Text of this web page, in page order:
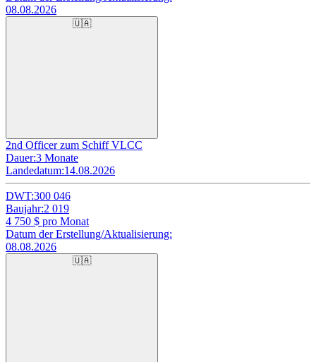
08.08.2026
🇺🇦
2nd Officer zum Schiff VLCC
Dauer:3 Monate
Landedatum:14.08.2026
DWT:300 046
Baujahr:2 019
4 750 $ pro Monat
Datum der Erstellung/Aktualisierung:
08.08.2026
🇺🇦